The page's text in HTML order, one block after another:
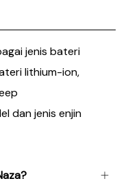
jenis bateri
lithium-ion,
dan jenis enjin